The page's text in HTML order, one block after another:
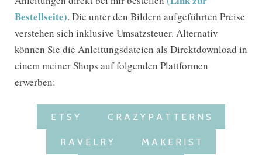
Bestellseite). Die unter den Bildern aufgeführten Preise
verstehen sich inklusive Umsatzsteuer. Alternativ
können Sie die Anleitungsdateien als Direktdownload in
einem meiner Shops auf folgenden Plattformen
erwerben:
E T S Y C R A Z Y P A T T E R N S
R A V E L R Y M A K E R I S T